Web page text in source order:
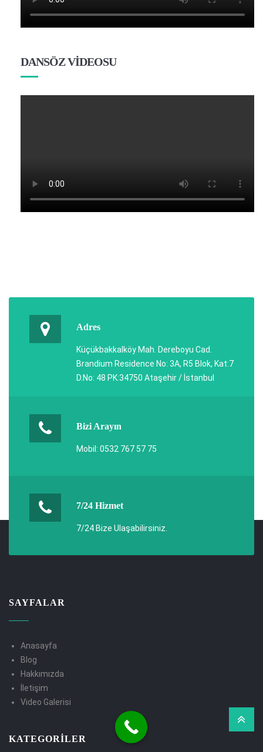
DANSÖZ VİDEOSU
Adres
Küçükbakkalköy Mah. Dereboyu Cad.
Brandium Residence No: 3A, R5 Blok, Kat:7
D.No: 48 PK:34750 Ataşehir / İstanbul
Bizi Arayın
Mobil: 0532 767 57 75
7/24 Hizmet
7/24 Bize Ulaşabilirsiniz.
SAYFALAR
Anasayfa
Blog
Hakkımızda
İletişim
Video Galerisi
KATEGORILER